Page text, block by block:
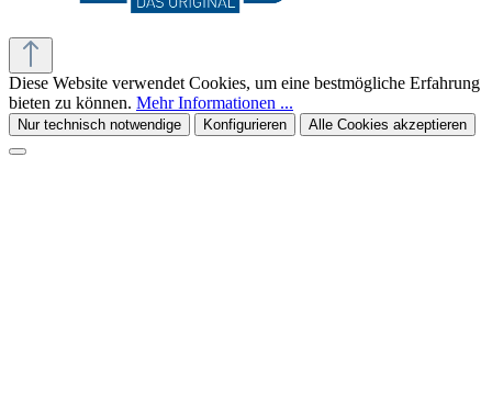
Diese Website verwendet Cookies, um eine bestmögliche Erfahrung
bieten zu können. Mehr Informationen ...
Nur technisch notwendige Konfigurieren Alle Cookies akzeptieren